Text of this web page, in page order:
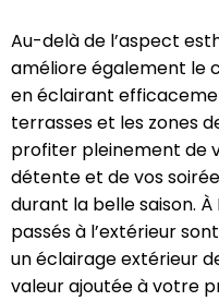
Au-delà de l’aspect
améliore également le
en éclairant
terrasses et les zones
profiter pleinement de
détente et de vos
durant la belle saison.
passés à l’extérieur
un éclairage extérieur
valeur ajoutée à votre